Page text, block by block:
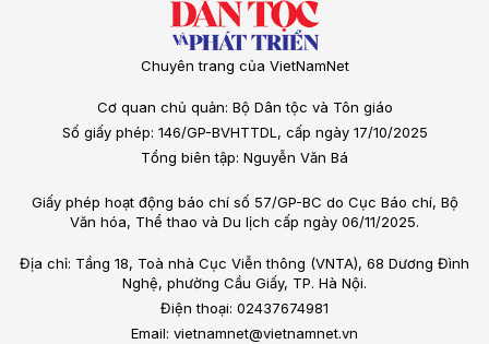
Chuyên trang của VietNamNet
Cơ quan chủ quản: Bộ Dân tộc và Tôn giáo
Số giấy phép: 146/GP-BVHTTDL, cấp ngày 17/10/2025
Tổng biên tập: Nguyễn Văn Bá
Giấy phép hoạt động báo chí số 57/GP-BC do Cục Báo chí, Bộ
Văn hóa, Thể thao và Du lịch cấp ngày 06/11/2025.
Địa chỉ: Tầng 18, Toà nhà Cục Viễn thông (VNTA), 68 Dương Đình
Nghệ, phường Cầu Giấy, TP. Hà Nội.
Điện thoại: 02437674981
Email: vietnamnet@vietnamnet.vn